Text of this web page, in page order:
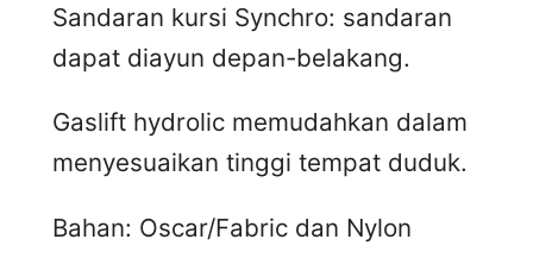
Sandaran kursi Synchro: sandaran
dapat diayun depan-belakang.
Gaslift hydrolic memudahkan dalam
menyesuaikan tinggi tempat duduk.
Bahan: Oscar/Fabric dan Nylon